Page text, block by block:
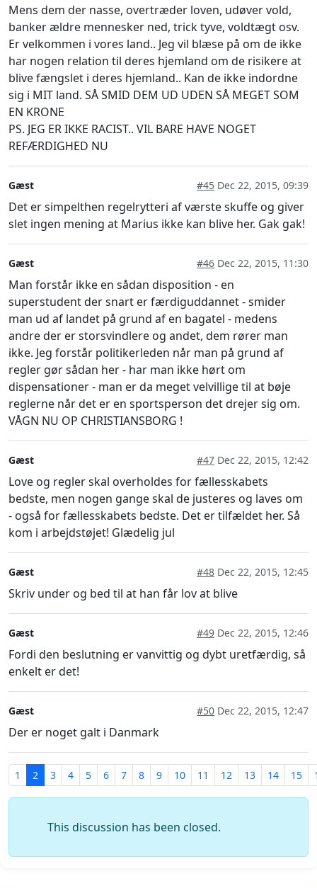
Mens dem der nasse, overtræder loven, udøver vold,
banker ældre mennesker ned, trick tyve, voldtægt osv.
Er velkommen i vores land.. Jeg vil blæse på om de ikke
har nogen relation til deres hjemland om de risikere at
blive fængslet i deres hjemland.. Kan de ikke indordne
sig i MIT land. SÅ SMID DEM UD UDEN SÅ MEGET SOM
EN KRONE
PS. JEG ER IKKE RACIST.. VIL BARE HAVE NOGET
REFÆRDIGHED NU
Gæst #45 Dec 22, 2015, 09:39
Det er simpelthen regelrytteri af værste skuffe og giver
slet ingen mening at Marius ikke kan blive her. Gak gak!
Gæst #46 Dec 22, 2015, 11:30
Man forstår ikke en sådan disposition - en
superstudent der snart er færdiguddannet - smider
man ud af landet på grund af en bagatel - medens
andre der er storsvindlere og andet, dem rører man
ikke. Jeg forstår politikerleden når man på grund af
regler gør sådan her - har man ikke hørt om
dispensationer - man er da meget velvillige til at bøje
reglerne når det er en sportsperson det drejer sig om.
VÅGN NU OP CHRISTIANSBORG !
Gæst #47 Dec 22, 2015, 12:42
Love og regler skal overholdes for fællesskabets
bedste, men nogen gange skal de justeres og laves om
- også for fællesskabets bedste. Det er tilfældet her. Så
kom i arbejdstøjet! Glædelig jul
Gæst #48 Dec 22, 2015, 12:45
Skriv under og bed til at han får lov at blive
Gæst #49 Dec 22, 2015, 12:46
Fordi den beslutning er vanvittig og dybt uretfærdig, så
enkelt er det!
Gæst #50 Dec 22, 2015, 12:47
Der er noget galt i Danmark
1 2 3 4 5 6 7 8 9 10 11 12 13 14 15
This discussion has been closed.